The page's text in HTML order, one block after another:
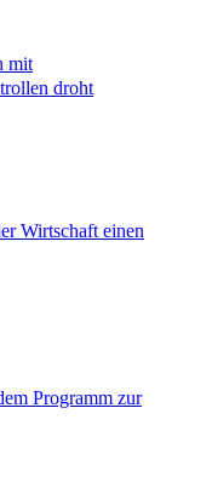
mit
droht
Wirtschaft einen
Programm zur